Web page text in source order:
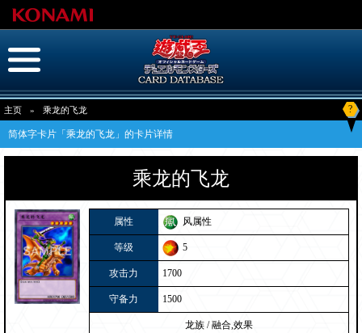
主页 » 乘龙的飞龙 ?
简体字卡片「乘龙的飞龙」的卡片详情
乘龙的飞龙
属性 风属性
等级 5
攻击力 1700
守备力 1500
龙族 / 融合,效果